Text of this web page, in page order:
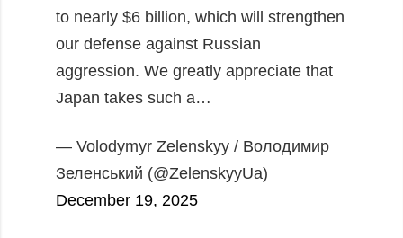
to nearly $6 billion, which will strengthen
our defense against Russian
aggression. We greatly appreciate that
Japan takes such a…
— Volodymyr Zelenskyy / Володимир
Зеленський (@ZelenskyyUa)
December 19, 2025